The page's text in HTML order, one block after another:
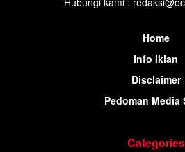
Home
Info Iklan
Disclaimer
Pedoman Media
Categories